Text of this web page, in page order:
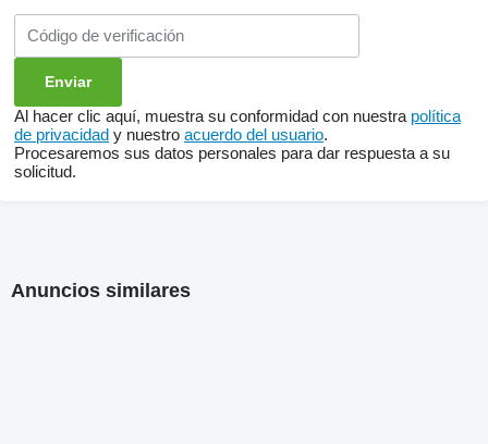
Al hacer clic aquí, muestra su conformidad con nuestra política
de privacidad y nuestro acuerdo del usuario.
Procesaremos sus datos personales para dar respuesta a su
solicitud.
Anuncios similares